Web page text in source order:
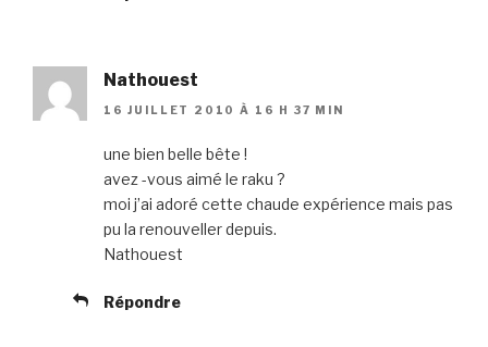
Nathouest
16 JUILLET 2010 À 16 H 37 MIN
une bien belle bête !
avez -vous aimé le raku ?
moi j’ai adoré cette chaude expérience mais pas
pu la renouveller depuis.
Nathouest
Répondre